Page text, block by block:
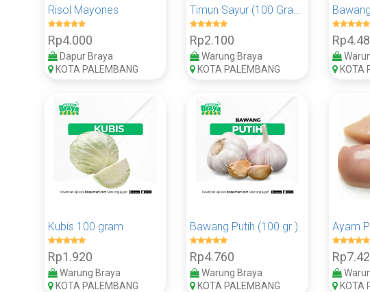
Risol Mayones
Rp4.000
Dapur Braya
KOTA PALEMBANG
Rp2.100
Warung Braya
KOTA PALEMBANG
KOTA
Kubis 100 gram
Rp1.920
Warung Braya
KOTA PALEMBANG
Bawang Putih (100 gr )
Rp4.760
Warung Braya
KOTA PALEMBANG
KOTA